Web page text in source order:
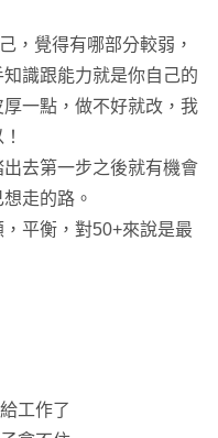
，覺得有哪部分較弱，
識跟能力就是你自己的
一點，做不好就改，我
去第一步之後就有機會
走的路。
平衡，對50+來說是最
工作了